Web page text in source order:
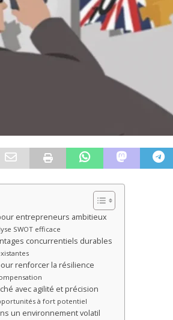
entrepreneurs ambitieux
SWOT efficace
concurrentiels durables
renforcer la résilience
avec agilité et précision
à fort potentiel
un environnement volatil